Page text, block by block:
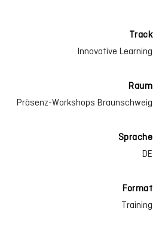
Track
Innovative Learning
Raum
Präsenz-Workshops Braunschweig
Sprache
DE
Format
Training